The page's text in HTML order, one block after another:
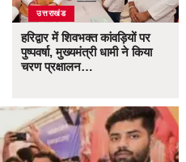
उत्तराखंड
हरिद्वार में शिवभक्त कांवड़ियों पर
पुष्पवर्षा, मुख्यमंत्री धामी ने किया
चरण प्रक्षालन…